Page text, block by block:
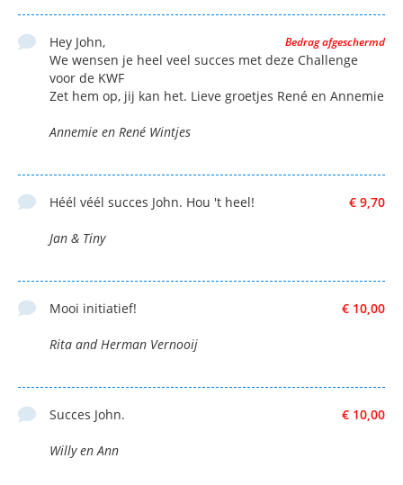
Bedrag afgeschermd
Hey John,
We wensen je heel veel succes met deze Challenge
voor de KWF
Zet hem op, jij kan het. Lieve groetjes René en Annemie
Annemie en René Wintjes
€ 9,70
Héél véél succes John. Hou 't heel!
Jan & Tiny
€ 10,00
Mooi initiatief!
Rita and Herman Vernooij
€ 10,00
Succes John.
Willy en Ann